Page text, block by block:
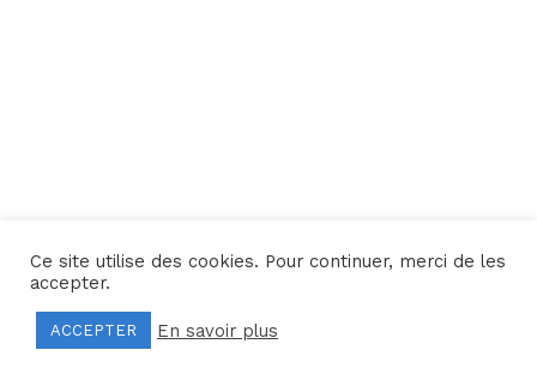
Une réalisation Yata!
Mentions légales–Politique de confidentialité
Ce site utilise des cookies. Pour continuer, merci de les
accepter.
ACCEPTER En savoir plus